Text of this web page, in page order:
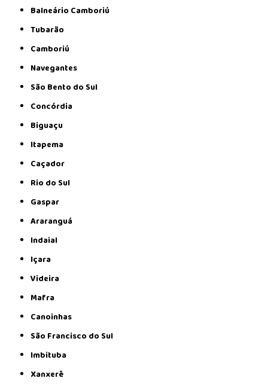
Balneário Camboriú
Tubarão
Camboriú
Navegantes
São Bento do Sul
Concórdia
Biguaçu
Itapema
Caçador
Rio do Sul
Gaspar
Araranguá
Indaial
Içara
Videira
Mafra
Canoinhas
São Francisco do Sul
Imbituba
Xanxerê